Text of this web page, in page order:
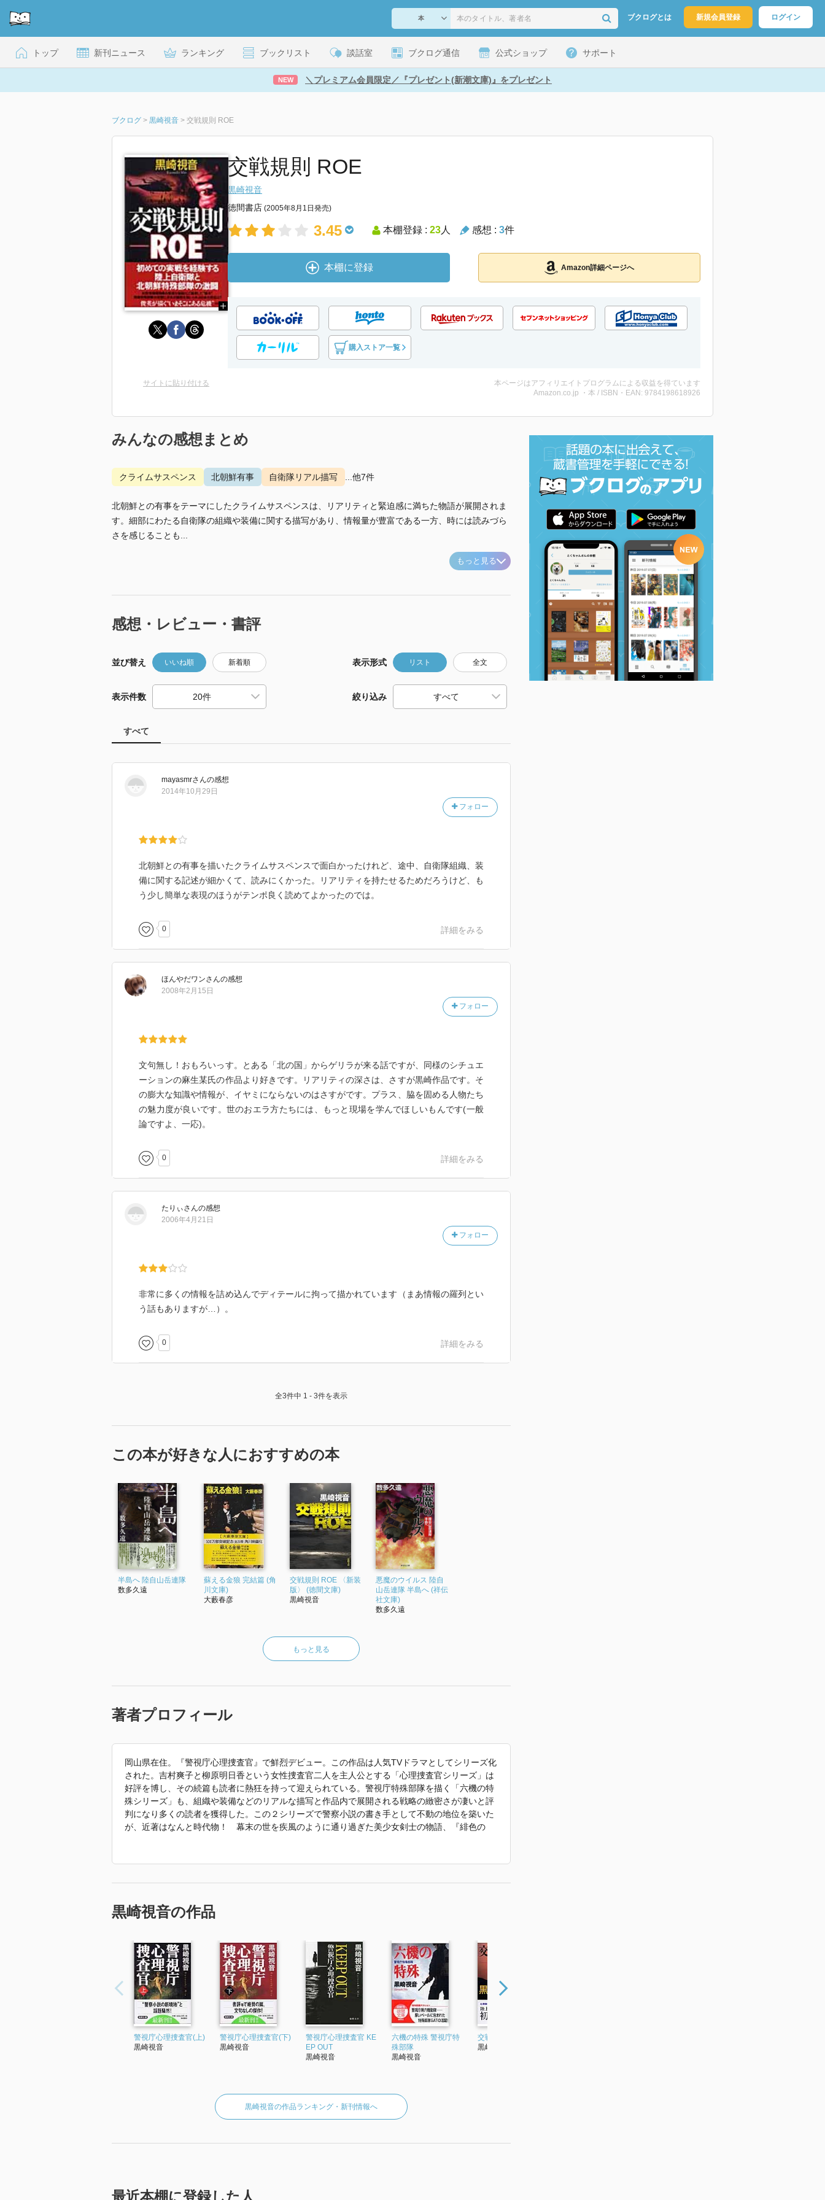
ブクログとは 新規会員登録 ログイン
トップ 新刊ニュース ランキング ブックリスト 談話室 ブクログ通信 公式ショップ サポート
NEW ＼プレミアム会員限定／『プレゼント(新潮文庫)』をプレゼント
ブクログ > 黒崎視音 > 交戦規則 ROE
交戦規則 ROE
黒崎視音
徳間書店 (2005年8月1日発売)
3.45 本棚登録 : 23人 感想 : 3件
本棚に登録 Amazon詳細ページへ
購入ストア一覧
サイトに貼り付ける
本ページはアフィリエイトプログラムによる収益を得ています
Amazon.co.jp ・本 / ISBN・EAN: 9784198618926
みんなの感想まとめ
クライムサスペンス 北朝鮮有事 自衛隊リアル描写 ...他7件
北朝鮮との有事をテーマにしたクライムサスペンスは、リアリティと緊迫感に満ちた物語が展開されま
す。細部にわたる自衛隊の組織や装備に関する描写があり、情報量が豊富である一方、時には読みづら
さを感じることも...
もっと見る
感想・レビュー・書評
並び替え いいね順 新着順 表示形式 リスト 全文
表示件数 絞り込み
すべて
mayasmrさんの感想
フォロー
2014年10月29日
北朝鮮との有事を描いたクライムサスペンスで面白かったけれど、途中、自衛隊組織、装
備に関する記述が細かくて、読みにくかった。リアリティを持たせるためだろうけど、も
う少し簡単な表現のほうがテンポ良く読めてよかったのでは。
0 詳細をみる
ほんやだワンさんの感想
フォロー
2008年2月15日
文句無し！おもろいっす。とある「北の国」からゲリラが来る話ですが、同様のシチュエ
ーションの麻生某氏の作品より好きです。リアリティの深さは、さすが黒崎作品です。そ
の膨大な知識や情報が、イヤミにならないのはさすがです。プラス、脇を固める人物たち
の魅力度が良いです。世のおエラ方たちには、もっと現場を学んでほしいもんです(一般
論ですよ、一応)。
0 詳細をみる
たりぃさんの感想
フォロー
2006年4月21日
非常に多くの情報を詰め込んでディテールに拘って描かれています（まあ情報の羅列とい
う話もありますが…）。
0 詳細をみる
全3件中 1 - 3件を表示
この本が好きな人におすすめの本
半島へ 陸自山岳連隊
数多久遠
蘇える金狼 完結篇 (角
川文庫)
大藪春彦
交戦規則 ROE 〈新装
版〉 (徳間文庫)
黒崎視音
悪魔のウイルス 陸自
山岳連隊 半島へ (祥伝
社文庫)
数多久遠
もっと見る
著者プロフィール
岡山県在住。『警視庁心理捜査官』で鮮烈デビュー。この作品は人気TVドラマとしてシリーズ化
された。吉村爽子と柳原明日香という女性捜査官二人を主人公とする「心理捜査官シリーズ」は
好評を博し、その続篇も読者に熱狂を持って迎えられている。警視庁特殊部隊を描く「六機の特
殊シリーズ」も、組織や装備などのリアルな描写と作品内で展開される戦略の緻密さが凄いと評
判になり多くの読者を獲得した。この２シリーズで警察小説の書き手として不動の地位を築いた
が、近著はなんと時代物！ 幕末の世を疾風のように通り過ぎた美少女剣士の物語、『緋色の
黒崎視音の作品
警視庁心理捜査官(上)
黒崎視音
警視庁心理捜査官(下)
黒崎視音
警視庁心理捜査官 KE
EP OUT
黒崎視音
六機の特殊 警視庁特
殊部隊
黒崎視音
交戦規則 ROE
黒崎視音
黒崎視音の作品ランキング・新刊情報へ
最近本棚に登録した人